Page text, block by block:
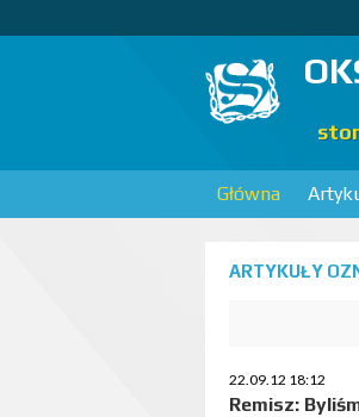
Główna
ARTYKUŁY
22.09.12 18:12
Remisz: